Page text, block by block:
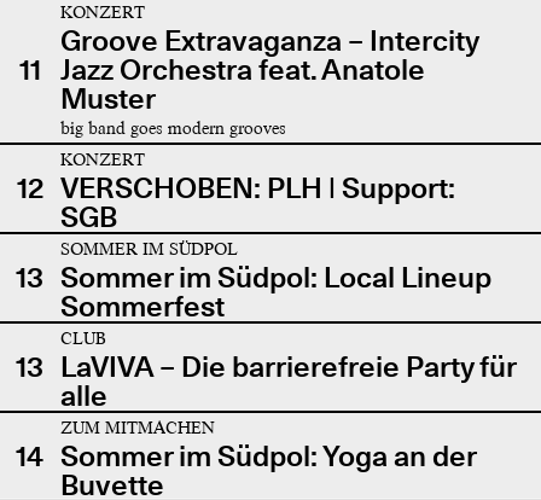
11
KONZERT
Groove Extravaganza – Intercity
Jazz Orchestra feat. Anatole
Muster
big band goes modern grooves
12
KONZERT
VERSCHOBEN: PLH | Support:
SGB
13
SOMMER IM SÜDPOL
Sommer im Südpol: Local Lineup
Sommerfest
13
CLUB
LaVIVA – Die barrierefreie Party für
alle
14
ZUM MITMACHEN
Sommer im Südpol: Yoga an der
Buvette